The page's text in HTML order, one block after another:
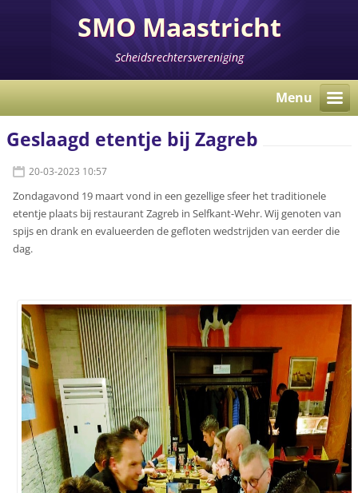
SMO Maastricht
Scheidsrechtersvereniging
Menu
Geslaagd etentje bij Zagreb
20-03-2023 10:57
Zondagavond 19 maart vond in een gezellige sfeer het traditionele
etentje plaats bij restaurant Zagreb in Selfkant-Wehr. Wij genoten van
spijs en drank en evalueerden de gefloten wedstrijden van eerder die
dag.